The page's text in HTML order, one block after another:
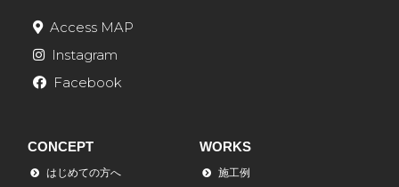
Access MAP
Instagram
Facebook
CONCEPT
はじめての方へ
WORKS
施工例